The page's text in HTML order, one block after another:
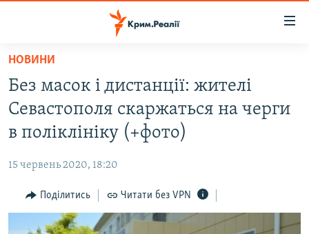
Перейти
основного
матеріалу
до
основної
навігації
Перейти
до
пошуку
ВІДЕО ТА ФОТО
БЛОГИ
ПОГЛЯД
ІНТЕРВ'Ю
НОВИНИ
Без масок і дистанції: жителі
Севастополя скаржаться на черги
в поліклініку (+фото)
15 червень 2020, 18:20
Поділитись Читати без VPN